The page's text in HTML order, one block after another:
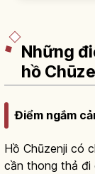
Những
hồ
Điểm ngắm
Hồ Chūzenji có
cần thong thả đi